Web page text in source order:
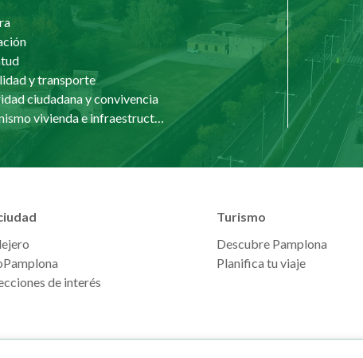
y transporte
ciudadana y convivencia
Urbanismo vivienda e infraestructuras
de interés
Turismo
Descubre Pamplona
Planifica tu viaje